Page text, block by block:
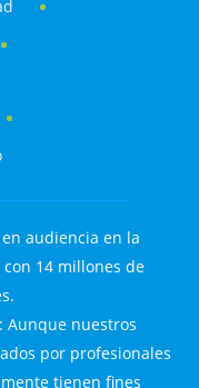
audiencia en la
14 millones de
Aunque nuestros
por profesionales
tienen fines